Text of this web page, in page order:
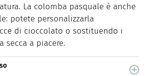
La colomba pasquale è anche
potete personalizzarla
di cioccolato o sostituendo i
secca a piacere.